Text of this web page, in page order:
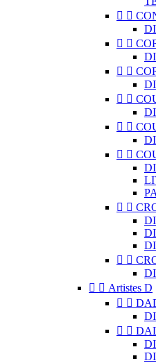
 
 
 
 
 
 
 
 
  Artistes D
 
 